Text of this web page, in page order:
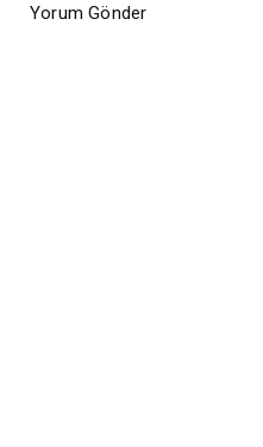
Yorum Gönder